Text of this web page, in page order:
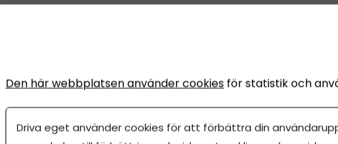
ANNONS Innehåll frånÅrsredovisning Online
PARTNER
Den här webbplatsen använder cookies för statistik och
Driva eget använder cookies för att förbättra din